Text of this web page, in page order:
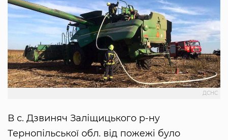
ДСНС
В с. Дзвиняч Заліщицького р-ну
Тернопільської обл. від пожежі було